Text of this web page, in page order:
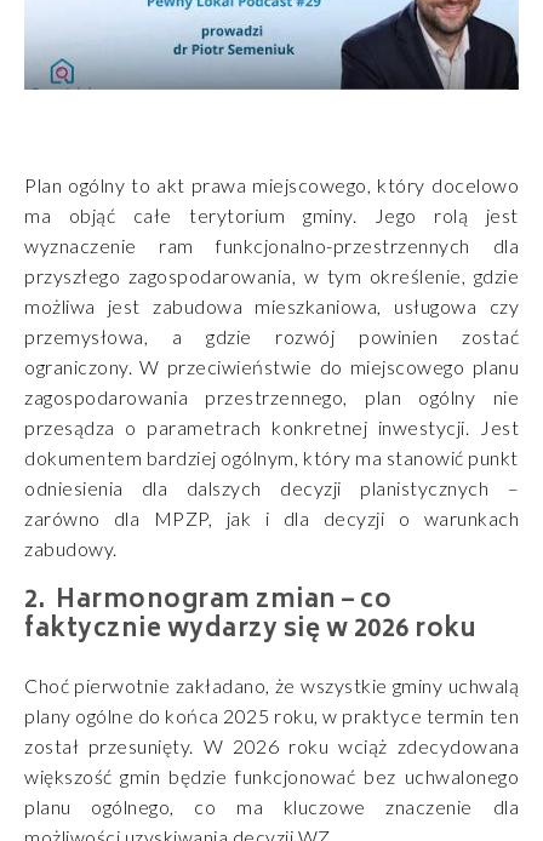
Plan ogólny to akt prawa miejscowego, który docelowo
ma objąć całe terytorium gminy. Jego rolą jest
wyznaczenie ram funkcjonalno-przestrzennych dla
przyszłego zagospodarowania, w tym określenie, gdzie
możliwa jest zabudowa mieszkaniowa, usługowa czy
przemysłowa, a gdzie rozwój powinien zostać
ograniczony. W przeciwieństwie do miejscowego planu
zagospodarowania przestrzennego, plan ogólny nie
przesądza o parametrach konkretnej inwestycji. Jest
dokumentem bardziej ogólnym, który ma stanowić punkt
odniesienia dla dalszych decyzji planistycznych –
zarówno dla MPZP, jak i dla decyzji o warunkach
zabudowy.
Harmonogram zmian – co
faktycznie wydarzy się w 2026 roku
Choć pierwotnie zakładano, że wszystkie gminy uchwalą
plany ogólne do końca 2025 roku, w praktyce termin ten
został przesunięty. W 2026 roku wciąż zdecydowana
większość gmin będzie funkcjonować bez uchwalonego
planu ogólnego, co ma kluczowe znaczenie dla